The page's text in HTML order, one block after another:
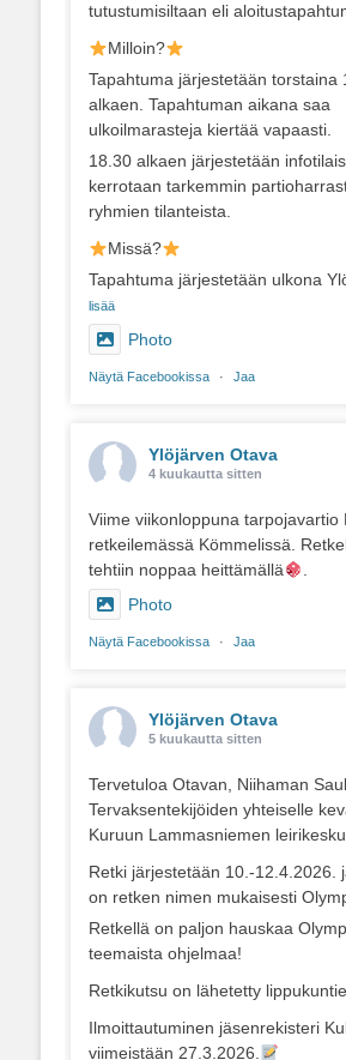
tutustumisiltaan eli
Milloin?
Tapahtuma järjestetään torstaina
alkaen. Tapahtuman aikana saa
ulkoilmarasteja kiertää vapaasti.
18.30 alkaen järjestetään
kerrotaan tarkemmin
ryhmien tilanteista.
Missä?
Tapahtuma järjestetään ulkona
lisää
Photo
Näytä Facebookissa · Jaa
Ylöjärven Otava
4 kuukautta sitten
Viime viikonloppuna tarpojavartio
retkeilemässä Kömmelissä.
tehtiin noppaa heittämällä
.
Photo
Näytä Facebookissa · Jaa
Ylöjärven Otava
5 kuukautta sitten
Tervetuloa Otavan, Niihaman
Tervaksentekijöiden yhteiselle
Kuruun Lammasniemen
Retki järjestetään 10.-12.4.2026.
on retken nimen mukaisesti
Retkellä on paljon hauskaa
teemaista ohjelmaa!
Retkikutsu on lähetetty
Ilmoittautuminen jäsenrekisteri
viimeistään 27.3.2026.